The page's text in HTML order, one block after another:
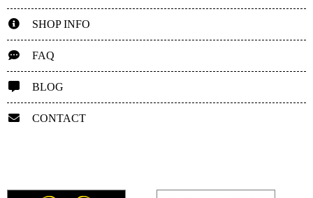
SHOP INFO
FAQ
BLOG
CONTACT